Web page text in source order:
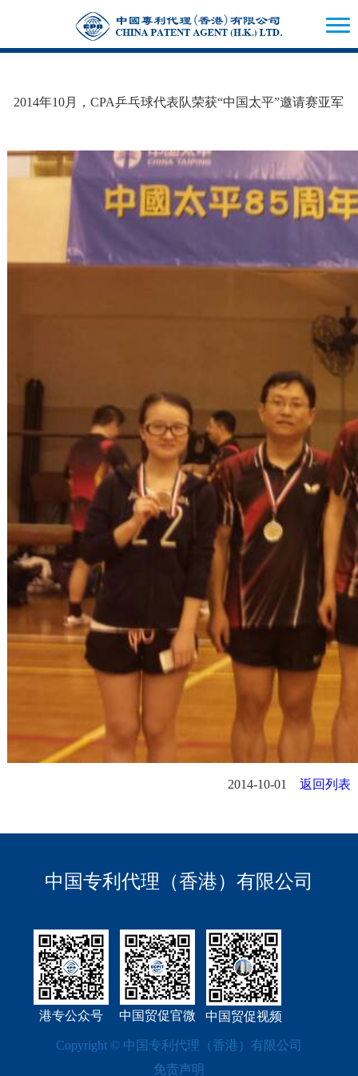
2014年10月，CPA乒乓球代表队荣获“中国太平”邀请赛亚军
2014-10-01返回列表
中国专利代理（香港）有限公司
港专公众号 中国贸促官微 中国贸促视频
Copyright © 中国专利代理（香港）有限公司
免责声明